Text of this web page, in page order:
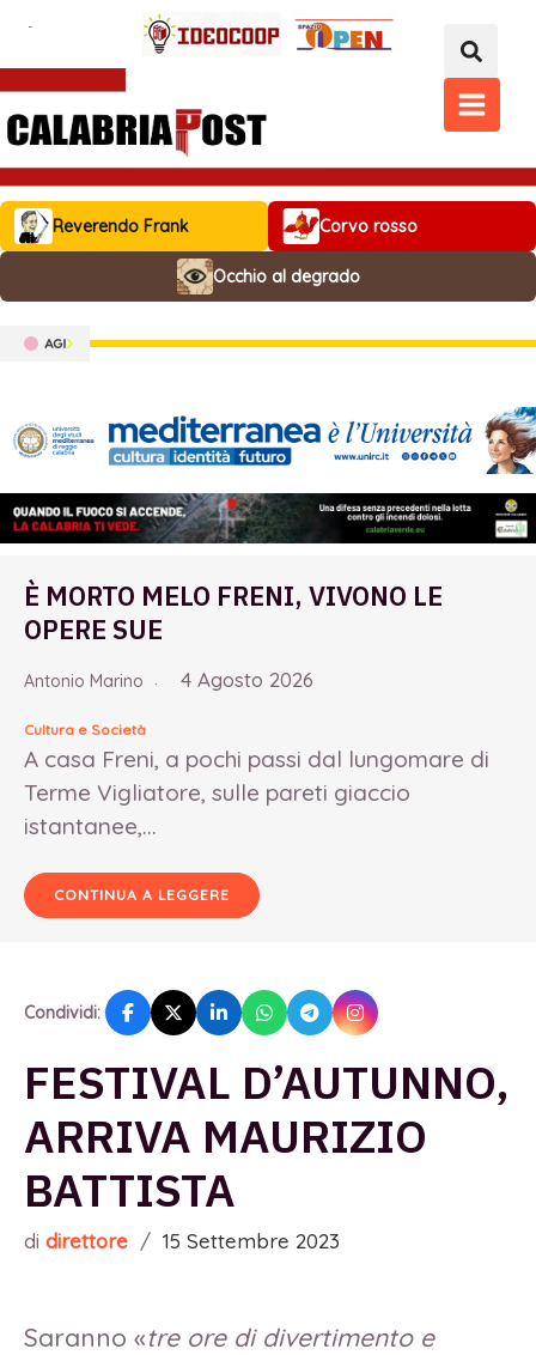
contenuto
MAIN
MENU
Reverendo Frank Corvo rosso
Occhio al degrado
È MORTO MELO FRENI, VIVONO LE
OPERE SUE
Antonio Marino 4 Agosto 2026
Cultura e Società
A casa Freni, a pochi passi dal lungomare di
Terme Vigliatore, sulle pareti giaccio
istantanee,...
CONTINUA A LEGGERE
Condividi:
FESTIVAL D’AUTUNNO,
ARRIVA MAURIZIO
BATTISTA
di direttore / 15 Settembre 2023
Saranno «tre ore di divertimento e